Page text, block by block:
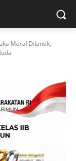
Meral Dilantik,